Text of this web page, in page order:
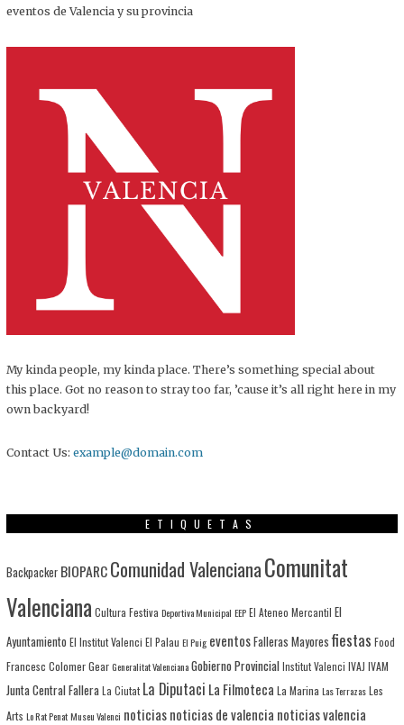
eventos de Valencia y su provincia
My kinda people, my kinda place. There’s something special about
this place. Got no reason to stray too far, ’cause it’s all right here in my
own backyard!
Contact Us: example@domain.com
ETIQUETAS
Backpacker BIOPARCComunidad ValencianaComunitat
Valenciana Cultura Festiva Deportiva Municipal EEP El Ateneo Mercantil El
Ayuntamiento El Institut Valenci El Palau El Puig eventosFalleras Mayoresfiestas Food
Francesc ColomerGear Generalitat Valenciana Gobierno Provincial Institut Valenci IVAJ IVAM
Junta Central Fallera La Ciutat La Diputaci La Filmoteca La Marina Las Terrazas Les
Arts Lo Rat Penat Museu Valenci noticiasnoticias de valencia noticias valencia